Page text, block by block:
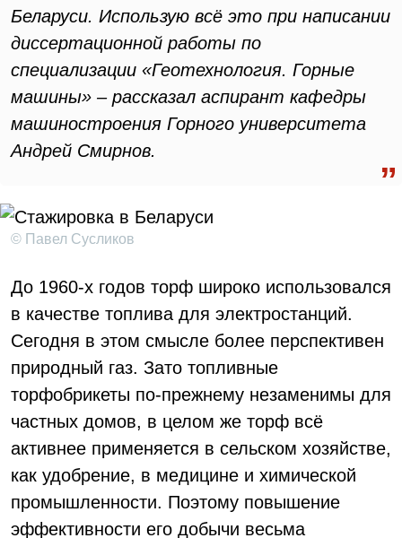
Беларуси. Использую всё это при написании
диссертационной работы по
специализации «Геотехнология. Горные
машины» – рассказал аспирант кафедры
машиностроения Горного университета
Андрей Смирнов.
© Павел Сусликов
До 1960-х годов торф широко использовался
в качестве топлива для электростанций.
Сегодня в этом смысле более перспективен
природный газ. Зато топливные
торфобрикеты по-прежнему незаменимы для
частных домов, в целом же торф всё
активнее применяется в сельском хозяйстве,
как удобрение, в медицине и химической
промышленности. Поэтому повышение
эффективности его добычи весьма